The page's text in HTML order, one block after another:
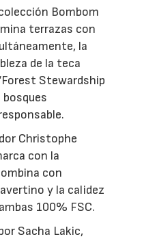
Bombom
terrazas con
la
de la teca
Stewardship
bosques
Christophe
con la
con
y la calidez
100% FSC.
Sacha Lakic,